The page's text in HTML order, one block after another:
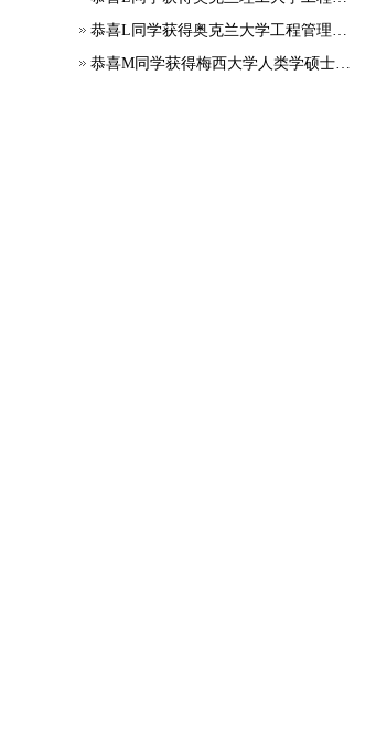
恭喜L同学获得奥克兰大学工程管理硕士录取
恭喜M同学获得梅西大学人类学硕士录取